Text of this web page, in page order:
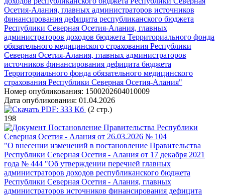
Осетия-Алания, главных администраторов источников
финансирования дефицита республиканского бюджета
Республики Северная Осетия-Алания, главных
администраторов доходов бюджета Территориального фонда
обязательного медицинского страхования Республики
Северная Осетия-Алания, главных администраторов
источников финансирования дефицита бюджета
Территориального фонда обязательного медицинского
страхования Республики Северная Осетия-Алания"
Номер опубликования: 1500202604010009
Дата опубликования: 01.04.2026
PDF: 333 Кб (2 стр.)
198
Постановление Правительства Республики
Северная Осетия - Алания от 26.03.2026 № 104
"О внесении изменений в постановление Правительства
Республики Северная Осетия - Алания от 17 декабря 2021
года № 444 "Об утверждении перечней главных
администраторов доходов республиканского бюджета
Республики Северная Осетия - Алания, главных
администраторов источников финансирования дефицита